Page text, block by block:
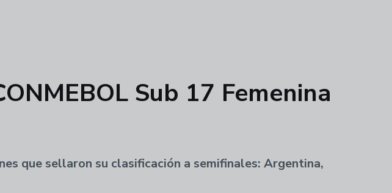
Sub 17 Femenina
que sellaron su clasificación a semifinales: Argentina,